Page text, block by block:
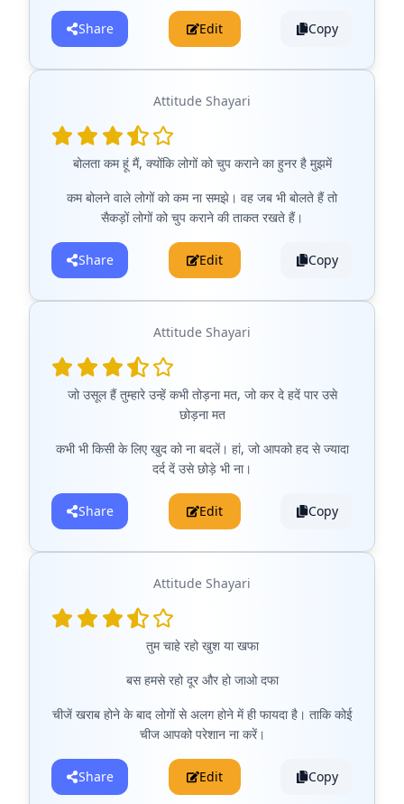
Share Edit Copy
Attitude Shayari
बोलता कम हूं मैं, क्योंकि लोगों को चुप कराने का हुनर है मुझमें
कम बोलने वाले लोगों को कम ना समझे। वह जब भी बोलते हैं तो
सैकड़ों लोगों को चुप कराने की ताकत रखते हैं।
Share Edit Copy
Attitude Shayari
जो उसूल हैं तुम्हारे उन्हें कभी तोड़ना मत, जो कर दे हदें पार उसे
छोड़ना मत
कभी भी किसी के लिए खुद को ना बदलें। हां, जो आपको हद से ज्यादा
दर्द दें उसे छोड़े भी ना।
Share Edit Copy
Attitude Shayari
तुम चाहे रहो खुश या खफा
बस हमसे रहो दूर और हो जाओ दफा
चीजें खराब होने के बाद लोगों से अलग होने में ही फायदा है। ताकि कोई
चीज आपको परेशान ना करें।
Share Edit Copy